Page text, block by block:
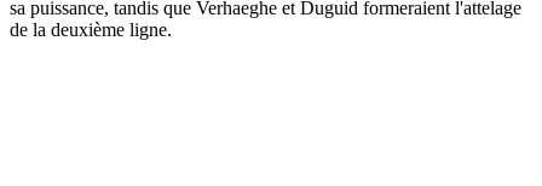
sa puissance, tandis que Verhaeghe et Duguid formeraient l'attelage
de la deuxième ligne.